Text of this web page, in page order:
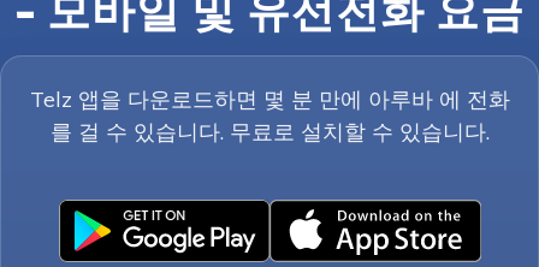
Telz 앱을 다운로드하면 몇 분 만에 아루바 에 전화
를 걸 수 있습니다. 무료로 설치할 수 있습니다.